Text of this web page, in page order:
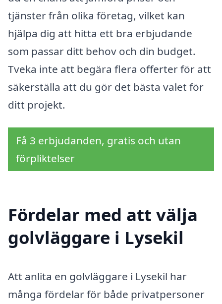
tjänster från olika företag, vilket kan
hjälpa dig att hitta ett bra erbjudande
som passar ditt behov och din budget.
Tveka inte att begära flera offerter för att
säkerställa att du gör det bästa valet för
ditt projekt.
Få 3 erbjudanden, gratis och utan
förpliktelser
Fördelar med att välja
golvläggare i Lysekil
Att anlita en golvläggare i Lysekil har
många fördelar för både privatpersoner